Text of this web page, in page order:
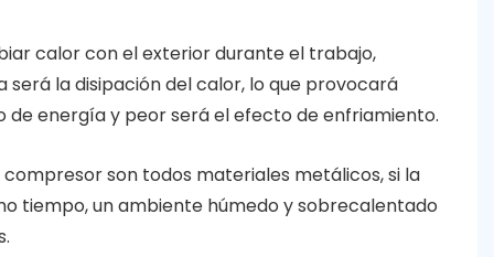
calor con el exterior durante el trabajo,
la disipación del calor, lo que provocará
energía y peor será el efecto de enfriamiento.
son todos materiales metálicos, si la
tiempo, un ambiente húmedo y sobrecalentado